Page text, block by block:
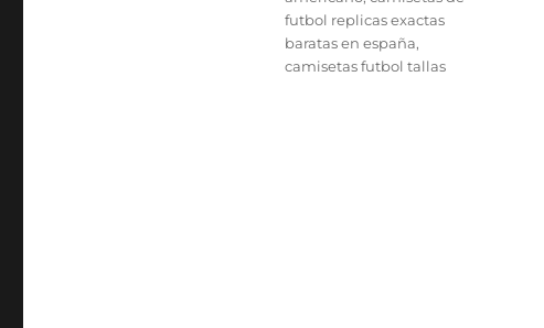
futbol replicas exactas
baratas en españa,
camisetas futbol tallas